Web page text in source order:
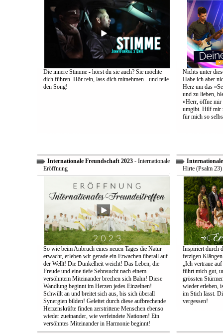
Die innere Stimme - hörst du sie auch? Sie möchte
dich führen. Hör rein, lass dich mitnehmen - und teile
den Song!
Nichts unter
Habe ich aber
Herz um das
und zu lieben,
»Herr, öffne mir
umgibt. Hilf mir
für mich so
Internationale Freundschaft 2023- Internationale
Eröffnung
So wie beim Anbruch eines neuen Tages die Natur
erwacht, erleben wir gerade ein Erwachen überall auf
der Wellt! Die Dunkelheit weicht! Das Leben, die
Freude und eine tiefe Sehnsucht nach einem
versöhntem Miteinander brechen sich Bahn! Diese
Wandlung beginnt im Herzen jedes Einzelnen!
Schwillt an und breitet sich aus, bis sich überall
Synergien bilden! Geleitet durch diese aufbrechende
Herzenskräfte finden zerstrittene Menschen ebenso
wieder zueinander, wie verfeindete Nationen! Ein
versöhntes Miteinander in Harmonie beginnt!
Hirte (Psalm 23)
Inspiriert durch
fetzigen
„Ich vertraue
führt mich gut,
grössten
wieder erleben,
im Stich lässt.
vergessen!